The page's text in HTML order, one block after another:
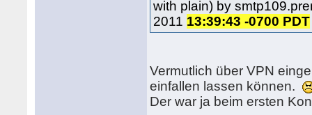
with plain) by
2011 13:39:43 -0700 PDT
Vermutlich über VPN
einfallen lassen können.
Der war ja beim ersten